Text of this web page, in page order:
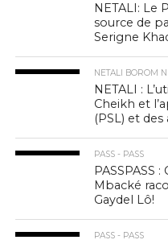
NETALI: Le
source de
Serigne
NETALI BOROM
NETALI :
Cheikh et
(PSL) et des
PASS - PASS
PASSPASS
Mbacké
Gaydel Lô!
PASS - PASS